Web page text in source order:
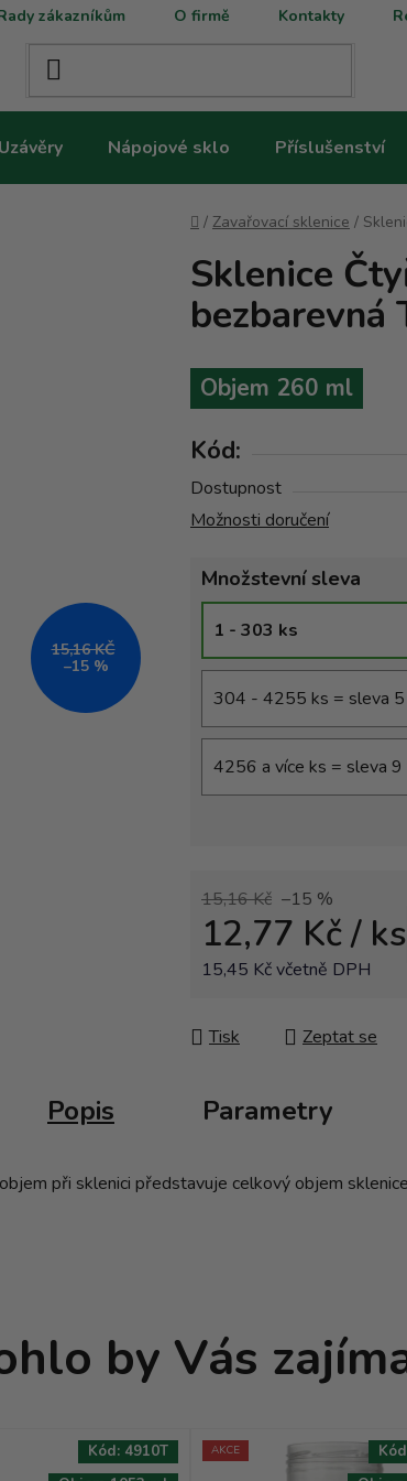
zákazníkům O firmě Kontakty
Uzávěry Nápojové sklo Příslušenství
Domů
/ Zavařovací sklenice /
Sklenice
bezbarevná
Objem 260 ml
Kód:
Dostupnost
Možnosti doručení
Množstevní sleva
1 - 303 ks
304 - 4255 ks = sleva
4256 a více ks = sleva 9
15,16 Kč –15 %
12,77 Kč/ ks
15,45 Kč včetně DPH
Tisk Zeptat se
15,16 KČ
–15 %
Popis Parametry
při sklenici představuje celkový objem
by Vás
Kód: 4910T AKCE